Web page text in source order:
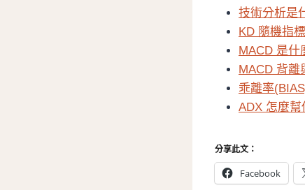
技術分析是
KD 隨機指
MACD 是什
MACD 背離
乖離率
ADX 怎麼
分享此文：
Facebook